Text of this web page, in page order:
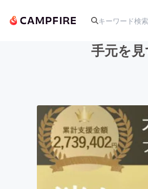
アート・写真
テクノロジー
手元を